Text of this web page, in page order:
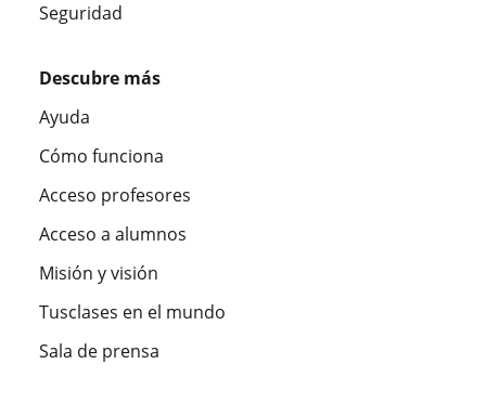
Seguridad
Descubre más
Ayuda
Cómo funciona
Acceso profesores
Acceso a alumnos
Misión y visión
Tusclases en el mundo
Sala de prensa